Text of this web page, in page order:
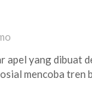
apel yang dibuat
mencoba